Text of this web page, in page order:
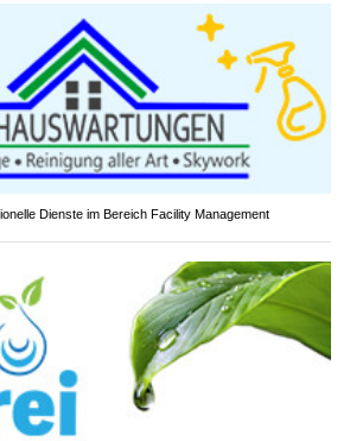
Dienste im Bereich Facility Management